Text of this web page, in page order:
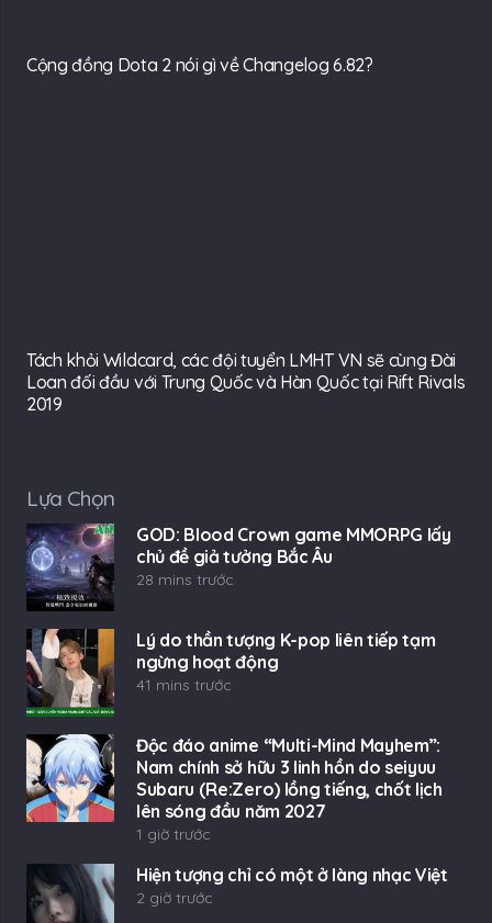
Cộng đồng Dota 2 nói gì về Changelog 6.82?
Tách khỏi Wildcard, các đội tuyển LMHT VN sẽ cùng Đài
Loan đối đầu với Trung Quốc và Hàn Quốc tại Rift Rivals
2019
Lựa Chọn
GOD: Blood Crown game MMORPG lấy
chủ đề giả tưởng Bắc Âu
28 mins trước
Lý do thần tượng K-pop liên tiếp tạm
ngừng hoạt động
41 mins trước
Độc đáo anime “Multi-Mind Mayhem”:
Nam chính sở hữu 3 linh hồn do seiyuu
Subaru (Re:Zero) lồng tiếng, chốt lịch
lên sóng đầu năm 2027
1 giờ trước
Hiện tượng chỉ có một ở làng nhạc Việt
2 giờ trước